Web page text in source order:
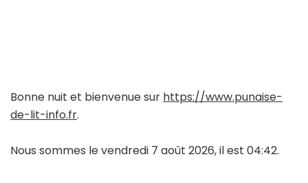
Bonne nuit et bienvenue sur https://www.punaise-
de-lit-info.fr.
Nous sommes le vendredi 7 août 2026, il est 04:42.